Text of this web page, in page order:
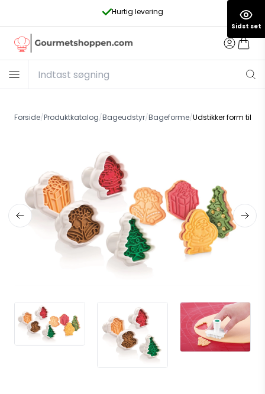
Dansk webshop – sikker betaling
Forside/Produktkatalog/Bageudstyr/Bageforme/Udstikker form til
Sidst set